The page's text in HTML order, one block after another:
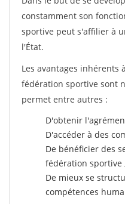
constamment son
sportive peut s'affilier à
l'État.
Les avantages
fédération sportive sont
permet entre autres :
D'obtenir
D'accéder à des
De bénéficier des
fédération sportive
De mieux se
compétences